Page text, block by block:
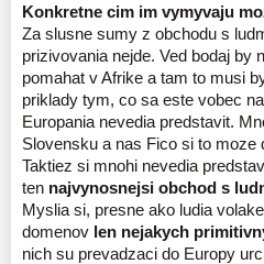
Konkretne cim im vymyvaju
Za slusne sumy z obchodu s
prizivovania nejde. Ved bodaj by
pomahat v Afrike a tam to musi
priklady tym, co sa este vobec
Europania nevedia predstavit.
Slovensku a nas Fico si to
Taktiez si mnohi nevedia
ten najvynosnejsi obchod s
Myslia si, presne ako ludia
domenov len nejakych
nich su prevadzaci do Europy